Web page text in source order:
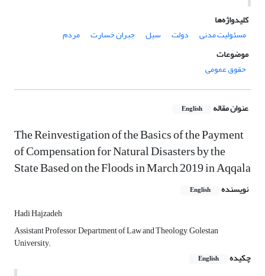
کلیدواژه‌ها
مسئولیت مدنی
دولت سیل جبران خسارت
مردم
موضوعات
حقوق عمومی
عنوان مقاله English
The Reinvestigation of the Basics of the Payment
of Compensation for Natural Disasters by the
State Based on the Floods in March 2019 in Aqqala
نویسنده English
Hadi Hajzadeh
Assistant Professor, Department of Law and Theology, Golestan
University;
چکیده
English